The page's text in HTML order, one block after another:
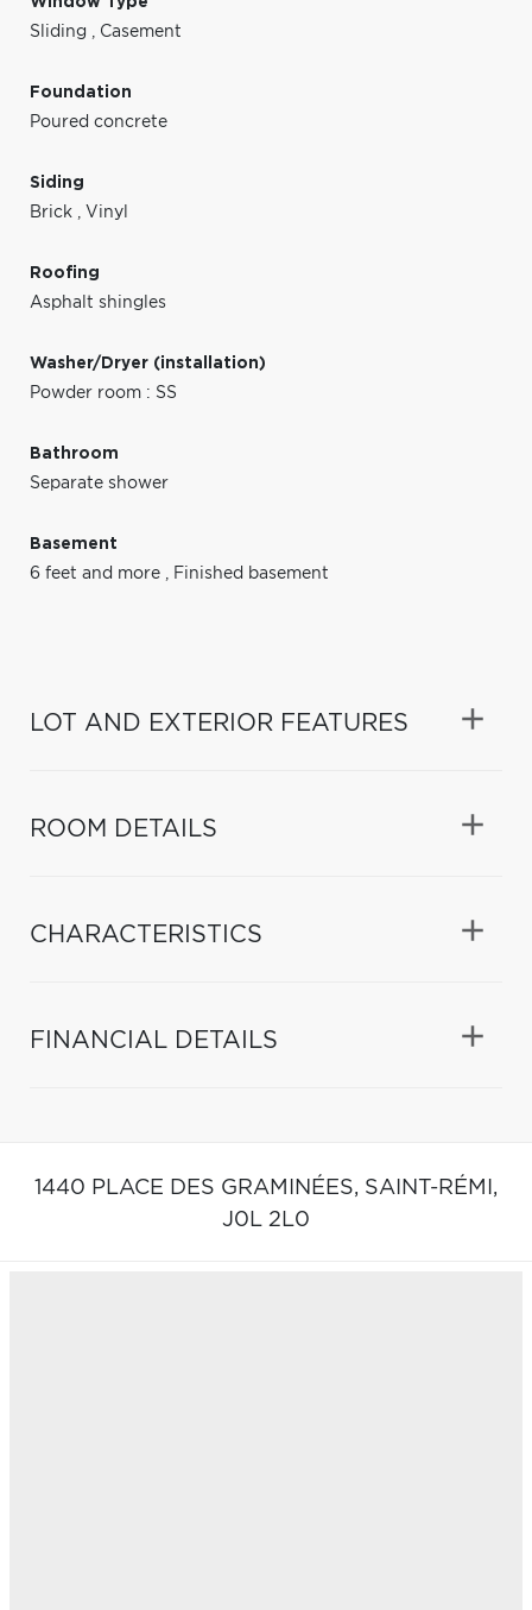
Sliding , Casement
Foundation
Poured concrete
Siding
Brick , Vinyl
Roofing
Asphalt shingles
Washer/Dryer (installation)
Powder room : SS
Bathroom
Separate shower
Basement
6 feet and more , Finished basement
LOT AND EXTERIOR FEATURES
ROOM DETAILS
CHARACTERISTICS
FINANCIAL DETAILS
1440 PLACE DES GRAMINÉES, SAINT-RÉMI,
J0L 2L0